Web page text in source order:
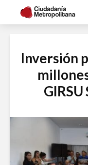
Inversión